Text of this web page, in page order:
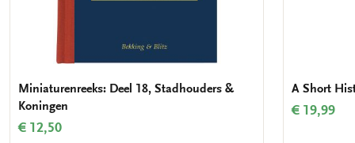
Miniaturenreeks: Deel 18, Stadhouders &
Koningen
€ 12,50
A Short
€ 19,99